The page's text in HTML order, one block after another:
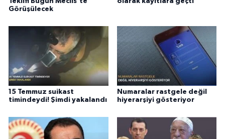
Görüşülecek
15 Temmuz suikast
timindeydi! Şimdi yakalandı
Numaralar rastgele değil
hiyerarşiyi gösteriyor